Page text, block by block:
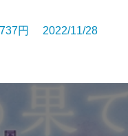
円 2022/11/28